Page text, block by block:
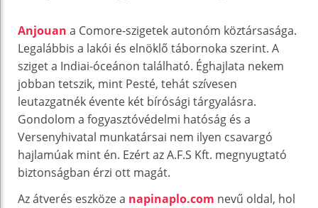
Anjouan a Comore-szigetek autonóm köztársasága.
Legalábbis a lakói és elnöklő tábornoka szerint. A
sziget a Indiai-óceánon található. Éghajlata nekem
jobban tetszik, mint Pesté, tehát szívesen
leutazgatnék évente két bírósági tárgyalásra.
Gondolom a fogyasztóvédelmi hatóság és a
Versenyhivatal munkatársai nem ilyen csavargó
hajlamúak mint én. Ezért az A.F.S Kft. megnyugtató
biztonságban érzi ott magát.
Az átverés eszköze a napinaplo.com nevű oldal, hol